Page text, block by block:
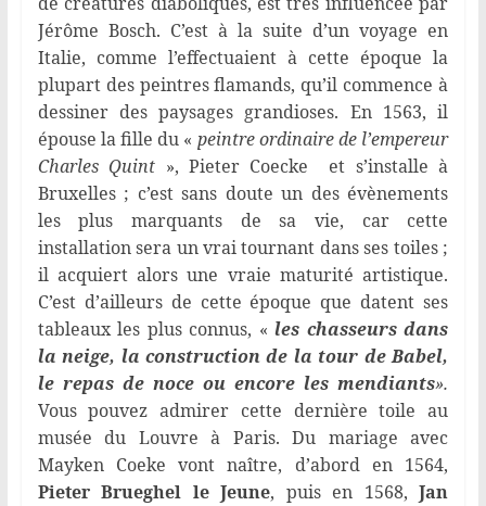
Jérôme Bosch. C’est à la suite d’un voyage en
Italie, comme l’effectuaient à cette époque la
plupart des peintres flamands, qu’il commence à
dessiner des paysages grandioses. En 1563, il
épouse la fille du « peintre ordinaire de l’empereur
Charles Quint », Pieter Coecke et s’installe à
Bruxelles ; c’est sans doute un des évènements
les plus marquants de sa vie, car cette
installation sera un vrai tournant dans ses toiles ;
il acquiert alors une vraie maturité artistique.
C’est d’ailleurs de cette époque que datent ses
tableaux les plus connus, «les chasseurs dans
la neige, la construction de la tour de Babel,
le repas de noce ou encore les mendiants».
Vous pouvez admirer cette dernière toile au
musée du Louvre à Paris. Du mariage avec
Mayken Coeke vont naître, d’abord en 1564,
Pieter Brueghel le Jeune, puis en 1568,Jan